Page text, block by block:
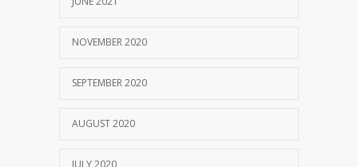
NOVEMBER 2020
SEPTEMBER 2020
AUGUST 2020